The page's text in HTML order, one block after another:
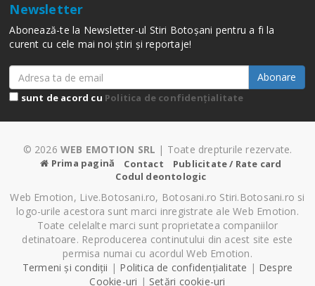
Newsletter
Abonează-te la Newsletter-ul Stiri Botoșani pentru a fi la
curent cu cele mai noi știri și reportaje!
Abonare
sunt de acord cu Politica de confidențialitate
© 2026 WEB EMOTION SRL | Toate drepturile rezervate.
Prima pagină Contact
Publicitate / Rate card
Codul deontologic
Web Emotion, Live.Botosani.ro, Botosani.ro Stiri.Botosani.ro si
logo-urile acestora sunt marci inregistrate ale Web Emotion.
Toate celelalte marci sunt proprietatea companiilor
detinatoare. Reproducerea continutului din acest site este
permisa numai cu acordul Web Emotion.
Termeni și condiții | Politica de confidențialitate | Despre
Cookie-uri | Setări cookie-uri